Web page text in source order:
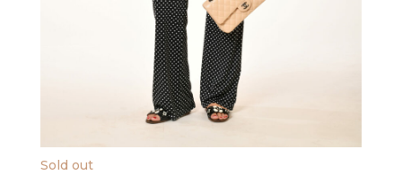
Sold out